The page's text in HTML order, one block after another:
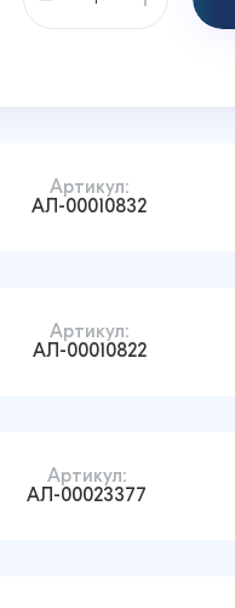
Артикул:
АЛ-00010832
Артикул:
АЛ-00010822
Артикул:
АЛ-00023377